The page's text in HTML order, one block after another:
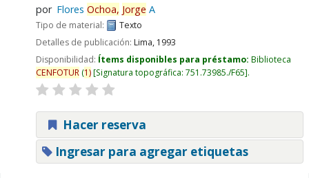
por Flores Ochoa, Jorge A
Tipo de material:
Texto
Detalles de publicación: Lima, 1993
Disponibilidad: Ítems disponibles para préstamo: Biblioteca
CENFOTUR(1) Signatura topográfica: 751.73985./F65 .
Hacer reserva
Ingresar para agregar etiquetas